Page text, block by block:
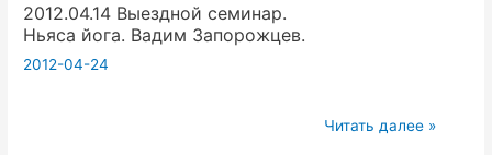
2012.04.14 Выездной семинар.
Ньяса йога. Вадим Запорожцев.
2012-04-24
2012.04.14
Читать далее »